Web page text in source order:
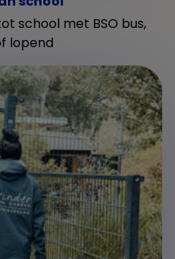
school met BSO bus,
lopend